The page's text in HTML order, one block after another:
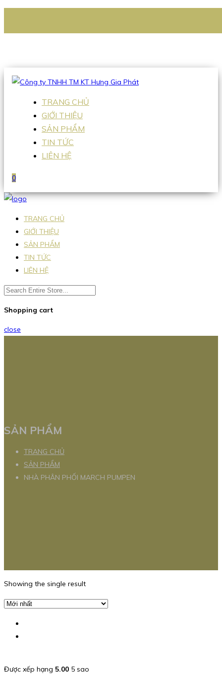
Hotline:0938 336 079
TRANG CHỦ
GIỚI THIỆU
SẢN PHẨM
TIN TỨC
LIÊN HỆ
0
TRANG CHỦ
GIỚI THIỆU
SẢN PHẨM
TIN TỨC
LIÊN HỆ
Shopping cart
close
SẢN PHẨM
TRANG CHỦ
SẢN PHẨM
NHÀ PHÂN PHỐI MARCH PUMPEN
Showing the single result
Được xếp hạng 5.00 5 sao